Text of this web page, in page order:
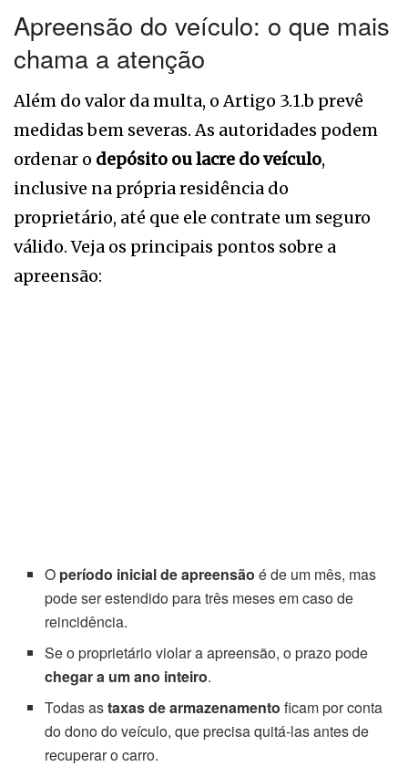
Apreensão do veículo: o que mais
chama a atenção
Além do valor da multa, o Artigo 3.1.b prevê
medidas bem severas. As autoridades podem
ordenar o depósito ou lacre do veículo,
inclusive na própria residência do
proprietário, até que ele contrate um seguro
válido. Veja os principais pontos sobre a
apreensão:
O período inicial de apreensão é de um mês, mas
pode ser estendido para três meses em caso de
reincidência.
Se o proprietário violar a apreensão, o prazo pode
chegar a um ano inteiro.
Todas astaxas de armazenamento ficam por conta
do dono do veículo, que precisa quitá-las antes de
recuperar o carro.